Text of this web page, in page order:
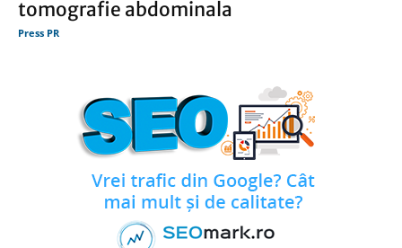
tomografie abdominala
Press PR